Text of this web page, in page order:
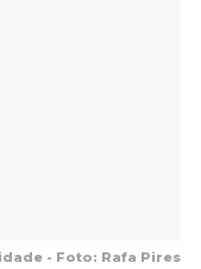
- Foto: Rafa Pires